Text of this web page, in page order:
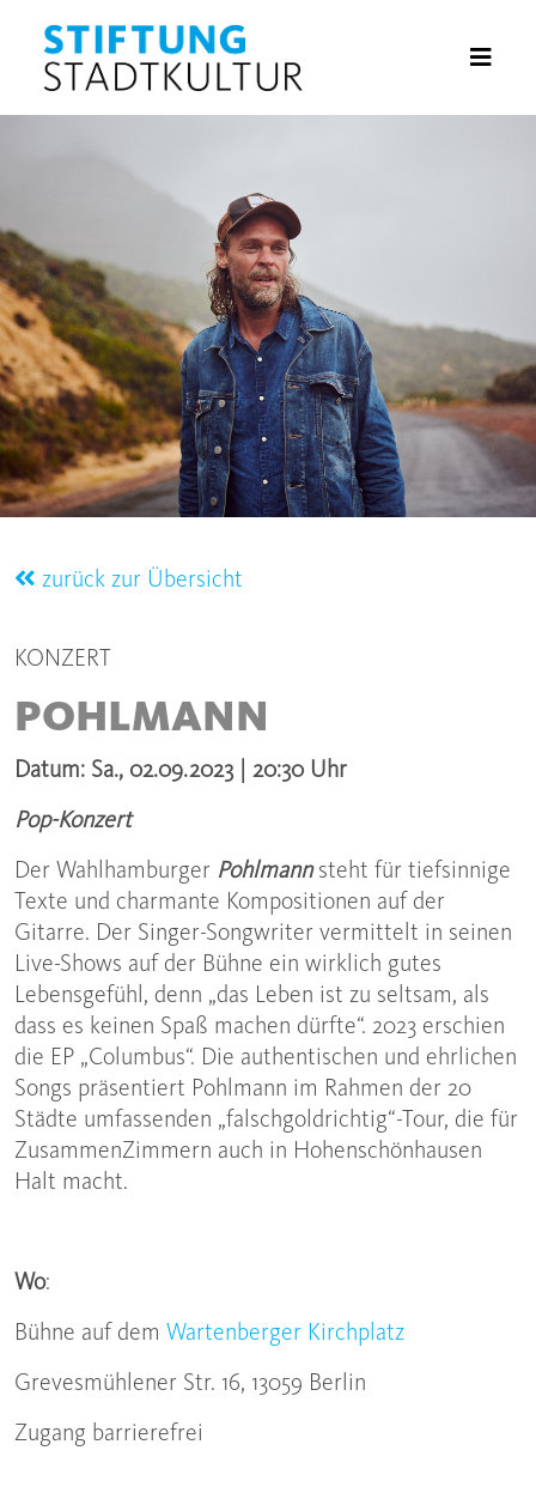
zurück zur Übersicht
KONZERT
POHLMANN
Datum: Sa., 02.09.2023 | 20:30 Uhr
Pop-Konzert
Der Wahlhamburger Pohlmannsteht für tiefsinnige
Texte und charmante Kompositionen auf der
Gitarre. Der Singer-Songwriter vermittelt in seinen
Live-Shows auf der Bühne ein wirklich gutes
Lebensgefühl, denn „das Leben ist zu seltsam, als
dass es keinen Spaß machen dürfte“. 2023 erschien
die EP „Columbus“. Die authentischen und ehrlichen
Songs präsentiert Pohlmann im Rahmen der 20
Städte umfassenden „falschgoldrichtig“-Tour, die für
ZusammenZimmern auch in Hohenschönhausen
Halt macht.
Wo:
Bühne auf dem Wartenberger Kirchplatz
Grevesmühlener Str. 16, 13059 Berlin
Zugang barrierefrei